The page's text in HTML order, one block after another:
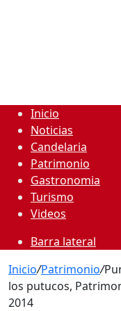
Inicio
Noticias
Candelaria
Patrimonio
Gastronomia
Turismo
Videos
Barra lateral
Inicio/Patrimonio/
los putucos,
2014